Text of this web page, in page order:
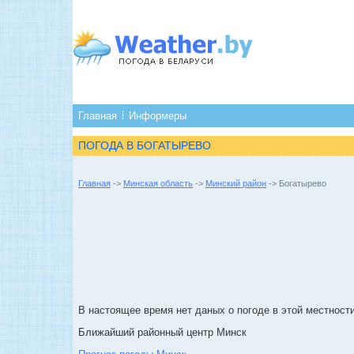
Главная Информеры
ПОГОДА В БОГАТЫРЕВО
Главная -> Минская область -> Минский район -> Богатырево
В настоящее время нет даных о погоде в этой
Ближайший районный центр Минск